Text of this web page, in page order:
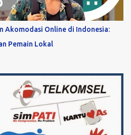
Akomodasi Online di Indonesia:
Pemain Lokal